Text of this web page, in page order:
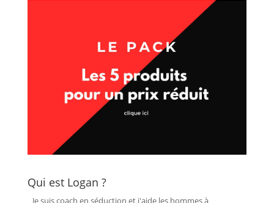
Qui est Logan ?
Je suis coach en séduction et j'aide les hommes à